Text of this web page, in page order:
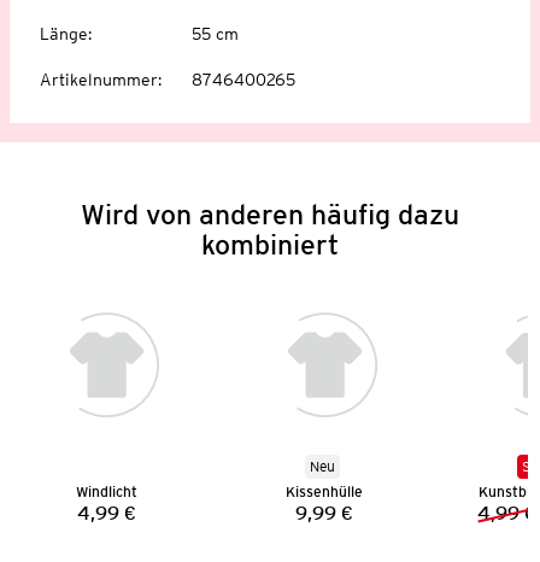
Länge: 55 cm
Artikelnummer: 8746400265
Wird von anderen häufig dazu
kombiniert
Windlicht
Preis:
4,99 €
Neu
Kissenhülle
Preis:
9,99 € 4,99 €